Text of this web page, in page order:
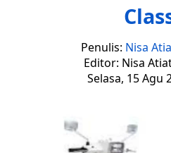
Penulis: Nisa
Editor: Nisa
Selasa, 15 Agu